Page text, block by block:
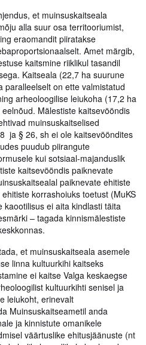
et muinsuskaitseala
alla suur osa territooriumist,
eraomandit piiratakse
Amet märgib,
kaitsmine riiklikul tasandil
Kaitseala (22,7 ha suurune
paralleelselt on ette valmistatud
arheoloogilise leiukoha (17,2 ha
Mälestiste kaitsevööndis
muinsuskaitselised
ja § 26, sh ei ole kaitsevööndites
puudub piirangute
kui sotsiaal-majanduslik
kaitsevööndis paiknevate
paiknevate ehitiste
korrashoiuks toetust (MuKS
ei aita kindlasti täita
– tagada kinnismälestiste
et muinsuskaitseala asemele
linna kultuurkihi kaitseks
ei kaitse Valga keskaegse
kultuurkihti senisel ja
leiukoht, erinevalt
Muinsuskaitseametil anda
ja kinnistute omanikele
väärtuslike ehitusjäänuste (nt